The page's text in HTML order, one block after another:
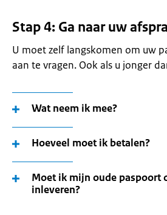
Stap 4: Ga naar uw
U moet zelf langskomen om uw
aan te vragen. Ook als u jonger
Wat neem ik mee?
Hoeveel moet ik betalen?
Moet ik mijn oude paspoort
inleveren?